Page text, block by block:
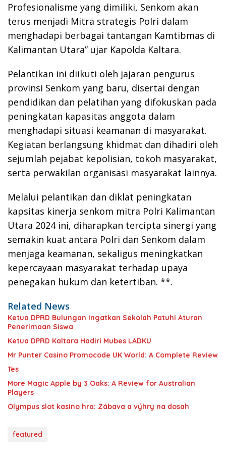
Profesionalisme yang dimiliki, Senkom akan
terus menjadi Mitra strategis Polri dalam
menghadapi berbagai tantangan Kamtibmas di
Kalimantan Utara” ujar Kapolda Kaltara.
Pelantikan ini diikuti oleh jajaran pengurus
provinsi Senkom yang baru, disertai dengan
pendidikan dan pelatihan yang difokuskan pada
peningkatan kapasitas anggota dalam
menghadapi situasi keamanan di masyarakat.
Kegiatan berlangsung khidmat dan dihadiri oleh
sejumlah pejabat kepolisian, tokoh masyarakat,
serta perwakilan organisasi masyarakat lainnya.
Melalui pelantikan dan diklat peningkatan
kapsitas kinerja senkom mitra Polri Kalimantan
Utara 2024 ini, diharapkan tercipta sinergi yang
semakin kuat antara Polri dan Senkom dalam
menjaga keamanan, sekaligus meningkatkan
kepercayaan masyarakat terhadap upaya
penegakan hukum dan ketertiban. **.
Related News
Ketua DPRD Bulungan Ingatkan Sekolah Patuhi Aturan
Penerimaan Siswa
Ketua DPRD Kaltara Hadiri Mubes LADKU
Mr Punter Casino Promocode UK World: A Complete Review
Tes
More Magic Apple by 3 Oaks: A Review for Australian
Players
Olympus slot kasino hra: Zábava a výhry na dosah
featured